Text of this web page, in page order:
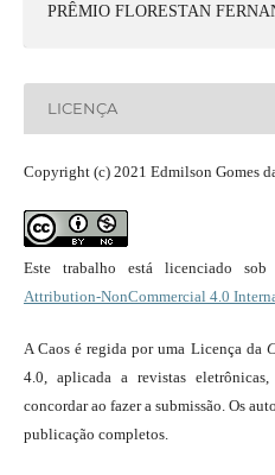
PRÊMIO FLORESTAN
LICENÇA
Copyright (c) 2021 Edmilson Gomes
Este trabalho está licenciado
Attribution-NonCommercial 4.0
A Caos é regida por uma Licença da
4.0, aplicada a revistas
concordar ao fazer a submissão. Os
publicação completos.